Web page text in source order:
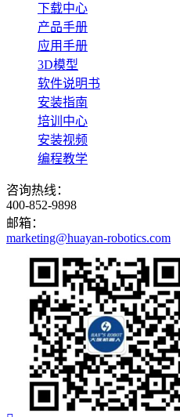
下载中心
产品手册
应用手册
3D模型
软件说明书
安装指南
培训中心
安装视频
编程教学
咨询热线：
400-852-9898
邮箱：
marketing@huayan-robotics.com